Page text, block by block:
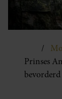
Prinses